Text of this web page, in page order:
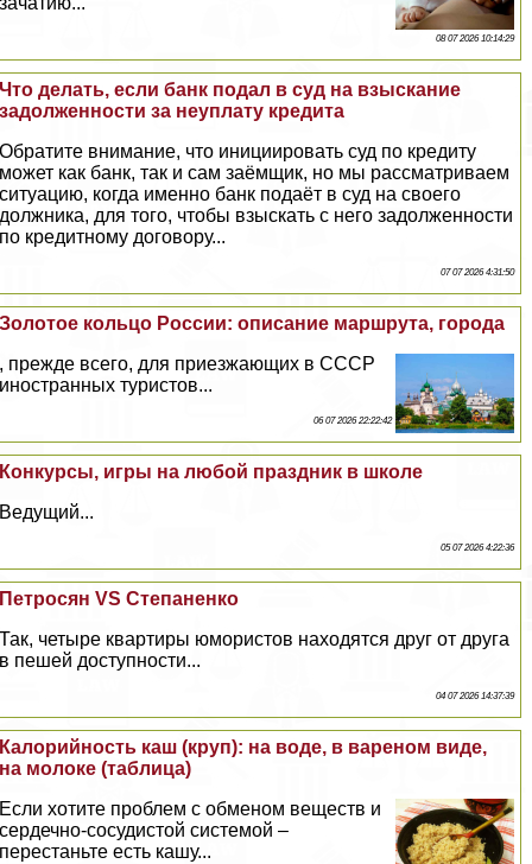
08 07 2026 10:14:29
Что делать, если банк подал в суд на взыскание
задолженности за неуплату кредита
Обратите внимание, что инициировать суд по кредиту
может как банк, так и сам заёмщик, но мы рассматриваем
ситуацию, когда именно банк подаёт в суд на своего
должника, для того, чтобы взыскать с него задолженности
по кредитному договору...
07 07 2026 4:31:50
Золотое кольцо России: описание маршрута, города
, прежде всего, для приезжающих в СССР
иностранных туристов...
06 07 2026 22:22:42
Конкурсы, игры на любой праздник в школе
Ведущий...
05 07 2026 4:22:36
Петросян VS Степаненко
Так, четыре квартиры юмористов находятся друг от друга
в пешей доступности...
04 07 2026 14:37:39
Калорийность каш (круп): на воде, в вареном виде,
на молоке (таблица)
Если хотите проблем с обменом веществ и
сердечно-сосудистой системой –
перестаньте есть кашу...